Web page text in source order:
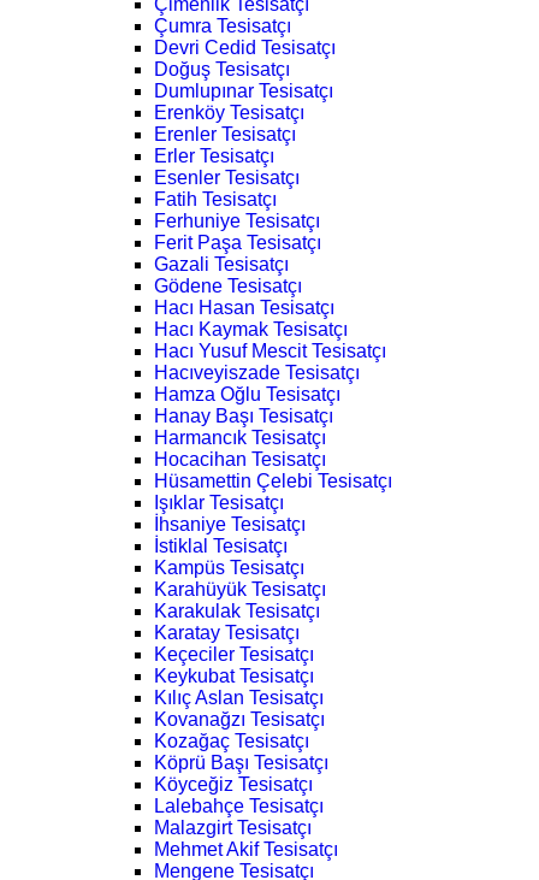
Çimenlik Tesisatçı
Çumra Tesisatçı
Devri Cedid Tesisatçı
Doğuş Tesisatçı
Dumlupınar Tesisatçı
Erenköy Tesisatçı
Erenler Tesisatçı
Erler Tesisatçı
Esenler Tesisatçı
Fatih Tesisatçı
Ferhuniye Tesisatçı
Ferit Paşa Tesisatçı
Gazali Tesisatçı
Gödene Tesisatçı
Hacı Hasan Tesisatçı
Hacı Kaymak Tesisatçı
Hacı Yusuf Mescit Tesisatçı
Hacıveyiszade Tesisatçı
Hamza Oğlu Tesisatçı
Hanay Başı Tesisatçı
Harmancık Tesisatçı
Hocacihan Tesisatçı
Hüsamettin Çelebi Tesisatçı
Işıklar Tesisatçı
İhsaniye Tesisatçı
İstiklal Tesisatçı
Kampüs Tesisatçı
Karahüyük Tesisatçı
Karakulak Tesisatçı
Karatay Tesisatçı
Keçeciler Tesisatçı
Keykubat Tesisatçı
Kılıç Aslan Tesisatçı
Kovanağzı Tesisatçı
Kozağaç Tesisatçı
Köprü Başı Tesisatçı
Köyceğiz Tesisatçı
Lalebahçe Tesisatçı
Malazgirt Tesisatçı
Mehmet Akif Tesisatçı
Mengene Tesisatçı